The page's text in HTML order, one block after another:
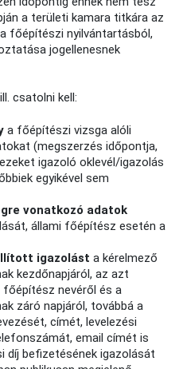
a területi kamara titkára az
főépítészi nyilvántartásból,
jogellenesnek
csatolni kell:
a főépítészi vizsga alóli
(megszerzés időpontja,
igazoló oklevél/igazolás
egyikével sem
vonatkozó adatok
állami főépítész esetén a
igazolást a kérelmező
kezdőnapjáról, az azt
nevéről és a
záró napjáról, továbbá a
címét, levelezési
email címét is
díj befizetésének igazolását